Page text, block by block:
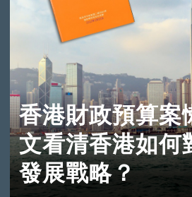
香港財政預算案
文看清香港如何
發展戰略？